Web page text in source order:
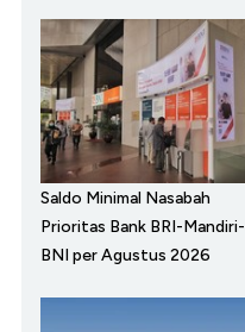
Saldo Minimal Nasabah
Prioritas Bank BRI-Mandiri-
BNI per Agustus 2026